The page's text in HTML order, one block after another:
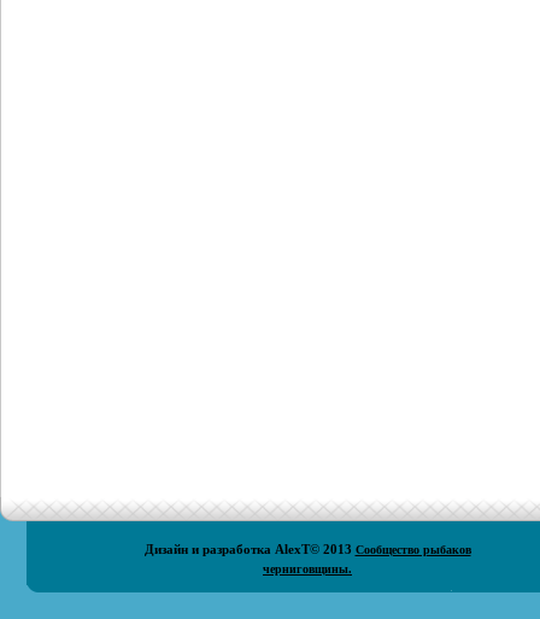
Дизайн и разработка AlexT© 2013 Сообщество рыбаков
черниговщины.